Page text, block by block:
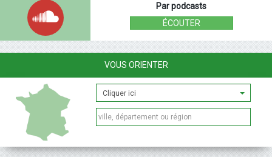
Par podcasts
ÉCOUTER
VOUS ORIENTER